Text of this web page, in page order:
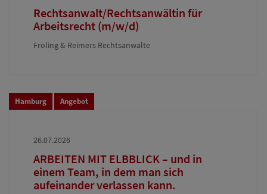
Rechtsanwalt/Rechtsanwältin für
Arbeitsrecht (m/w/d)
Fröling & Reimers Rechtsanwälte
Hamburg Angebot
26.07.2026
ARBEITEN MIT ELBBLICK – und in
einem Team, in dem man sich
aufeinander verlassen kann.